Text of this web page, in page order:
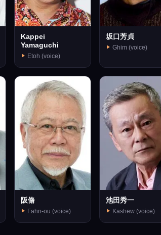
Kappei
Yamaguchi
Etoh (voice)
坂口芳貞
Ghim (voice)
阪脩
Fahn-ou (voice)
池田秀一
Kashew (voice)